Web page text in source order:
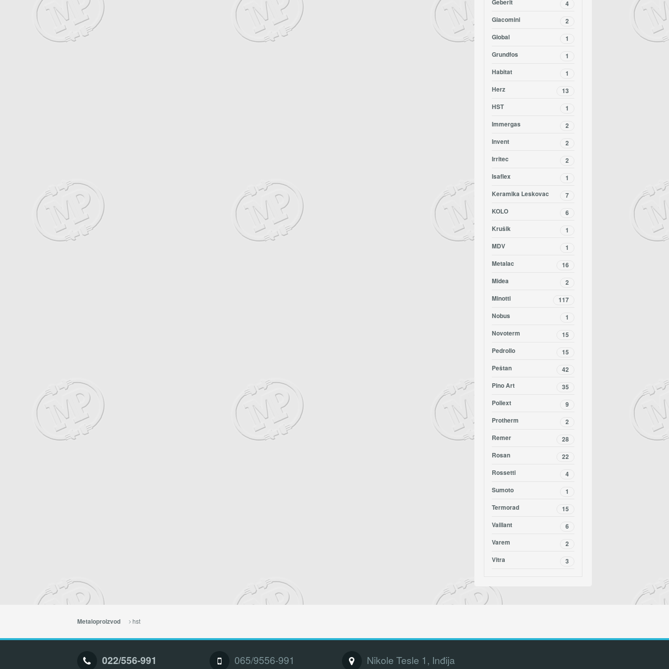
Geberit
4
Giacomini
2
Global
1
Grundfos
1
Habitat
1
Herz
13
HST
1
Immergas
2
Invent
2
Irritec
2
Isaflex
1
Keramika Leskovac
7
KOLO
6
Krušik
1
MDV
1
Metalac
16
Midea
2
Minotti
117
Nobus
1
Novoterm
15
Pedrollo
15
Peštan
42
Pino Art
35
Poliext
9
Protherm
2
Remer
28
Rosan
22
Rossetti
4
Sumoto
1
Termorad
15
Vaillant
6
Varem
2
Vitra
3
Metaloproizvod hst
022/556-991 065/9556-991 Nikole Tesle 1, Inđija